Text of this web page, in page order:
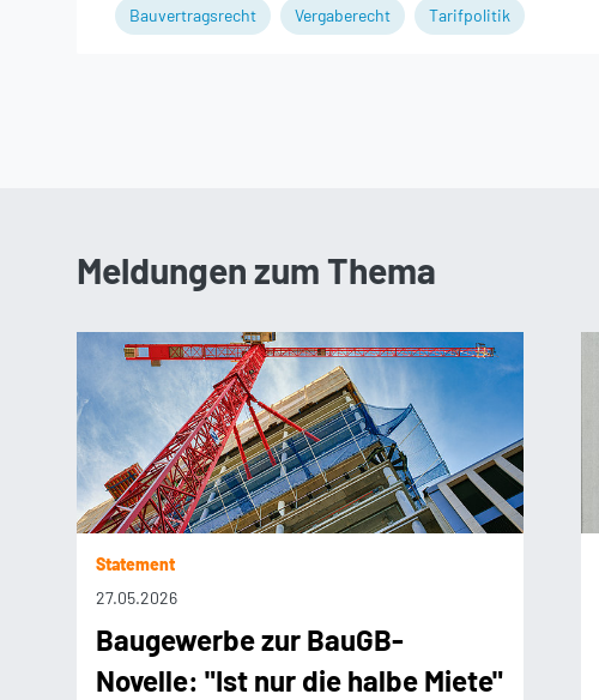
Bauvertragsrecht Vergaberecht Tarifpolitik
Meldungen zum Thema
Statement
27.05.2026
Baugewerbe zur BauGB-
Novelle: "Ist nur die halbe Miete"